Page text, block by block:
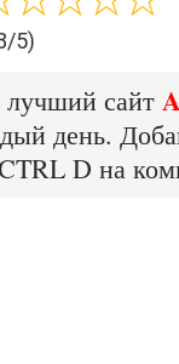
5)
лучший сайт
день.
D на